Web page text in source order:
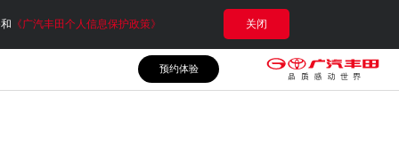
《广汽丰田个人信息保护政策》 关闭
预约体验